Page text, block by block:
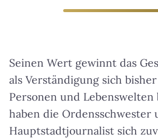
Seinen Wert gewinnt das
als Verständigung sich
Personen und
haben die Ordensschwester
Hauptstadtjournalist sich